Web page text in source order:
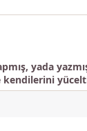
yada
kendilerini